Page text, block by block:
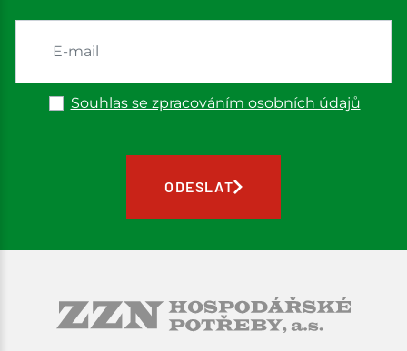
Souhlas se zpracováním osobních údajů
ODESLAT